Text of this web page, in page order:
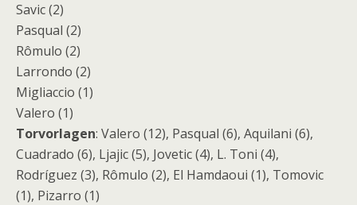
Savic (2)
Pasqual (2)
Rômulo (2)
Larrondo (2)
Migliaccio (1)
Valero (1)
Torvorlagen: Valero (12), Pasqual (6), Aquilani (6),
Cuadrado (6), Ljajic (5), Jovetic (4), L. Toni (4),
Rodríguez (3), Rômulo (2), El Hamdaoui (1), Tomovic
(1), Pizarro (1)